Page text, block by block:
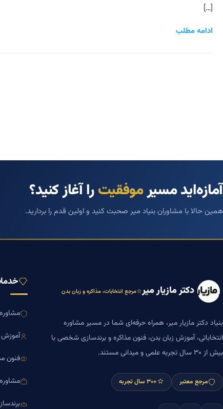
[…]
ادامه مطلب
آمازه‌اید مسیرموفقیترا آغاز کنید؟
همین حالا با مشاوران بنیاد میر صحبت کنید و اولین قدم را بردارید.
دکتر مازیار میر مرجع انتخابات، مذاکره و زبان بدن
بنیاد دکتر مازیار میر، همراه حرفه‌ای شما در مسیر مشاوره
انتخاباتی، آموزش زبان بدن، فنون مذاکره و برندسازی شخصی با
بیش از ۳۰ سال تجربه علمی و میدانی مستند.
مرجع معتبر +۳۰ سال تجربه
آموزش
فنون